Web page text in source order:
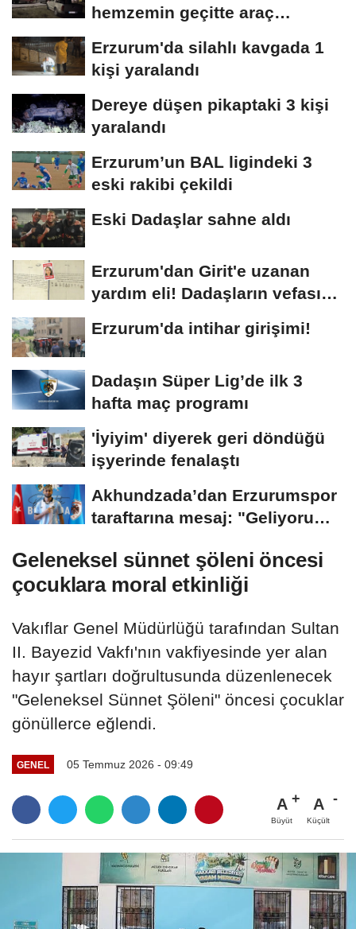
hemzemin geçitte araç
Erzurum'da silahlı kavgada 1
kişi yaralandı
Dereye düşen pikaptaki 3 kişi
yaralandı
Erzurum’un BAL ligindeki 3
eski rakibi çekildi
Eski Dadaşlar sahne aldı
Erzurum'dan Girit'e uzanan
yardım eli! Dadaşların vefası
Erzurum'da intihar girişimi!
Dadaşın Süper Lig’de ilk 3
hafta maç programı
'İyiyim' diyerek geri döndüğü
işyerinde fenalaştı
Akhundzada’dan Erzurumspor
taraftarına mesaj: "Geliyorum
Geleneksel sünnet şöleni öncesi
çocuklara moral etkinliği
Vakıflar Genel Müdürlüğü tarafından Sultan
II. Bayezid Vakfı'nın vakfiyesinde yer alan
hayır şartları doğrultusunda düzenlenecek
"Geleneksel Sünnet Şöleni" öncesi çocuklar
gönüllerce eğlendi.
GENEL 05 Temmuz 2026 - 09:49
A
Büyüt
A
Küçült